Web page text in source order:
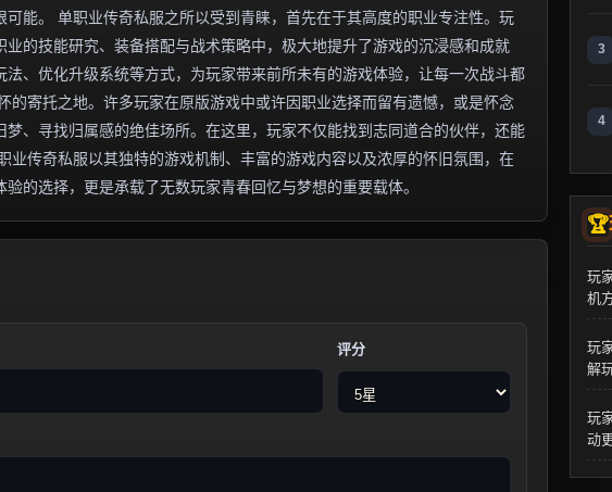
能。 单职业传奇私服之所以受到青睐，首先在于其高度的职业专注性。玩
的技能研究、装备搭配与战术策略中，极大地提升了游戏的沉浸感和成就
、优化升级系统等方式，为玩家带来前所未有的游戏体验，让每一次战斗都
寄托之地。许多玩家在原版游戏中或许因职业选择而留有遗憾，或是怀念
、寻找归属感的绝佳场所。在这里，玩家不仅能找到志同道合的伙伴，还能
传奇私服以其独特的游戏机制、丰富的游戏内容以及浓厚的怀旧氛围，在
的选择，更是承载了无数玩家青春回忆与梦想的重要载体。
评分
3
4
玩
机
玩
解
玩
动